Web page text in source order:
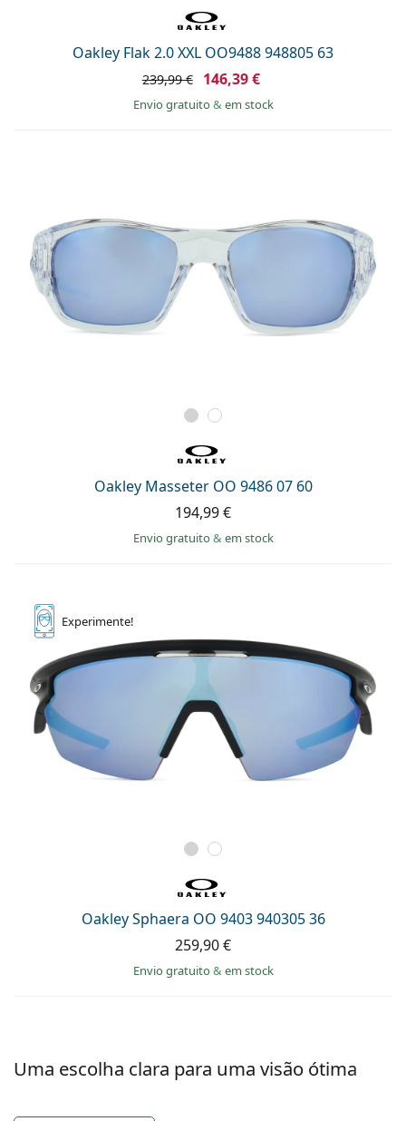
Oakley Flak 2.0 XXL OO9488 948805 63
239,99 € 146,39 €
Envio gratuito& em stock
Oakley Masseter OO 9486 07 60
194,99 €
Envio gratuito& em stock
Experimente!
Oakley Sphaera OO 9403 940305 36
259,90 €
Envio gratuito& em stock
Uma escolha clara para uma visão ótima